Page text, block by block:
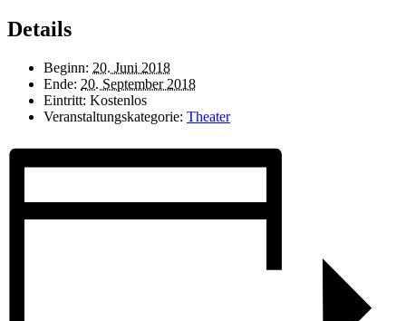
Details
Beginn: 20. Juni 2018
Ende: 20. September 2018
Eintritt: Kostenlos
Veranstaltungskategorie: Theater